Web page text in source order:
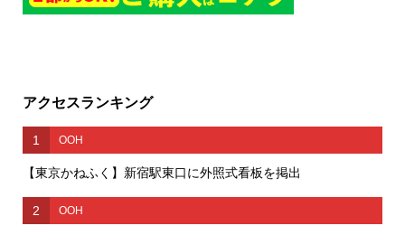
アクセスランキング
1 OOH
【東京かねふく】新宿駅東口に外照式看板を掲出
2 OOH